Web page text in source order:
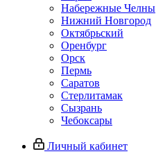
Набережные Челны
Нижний Новгород
Октябрьский
Оренбург
Орск
Пермь
Саратов
Стерлитамак
Сызрань
Чебоксары
Личный кабинет